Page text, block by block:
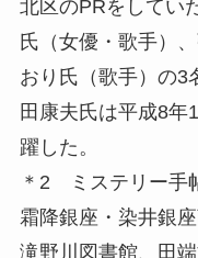
北区のPRをしてい
氏（女優・歌手）
おり氏（歌手）の3
田康夫氏は平成8年
躍した。
＊2 ミステリー手
霜降銀座・染井銀
滝野川図書館、田